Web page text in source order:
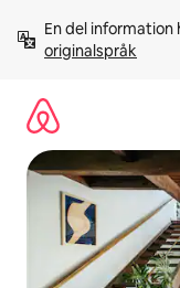
innehåll
En del
originalspråk